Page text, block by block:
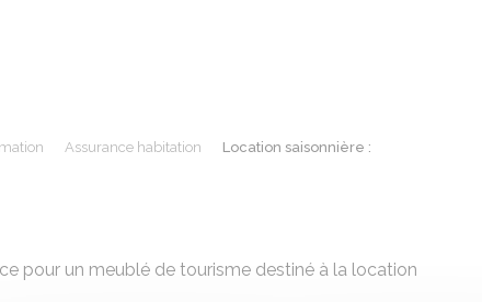
Assurance habitation
Location saisonnière :
pour un meublé de tourisme destiné à la location